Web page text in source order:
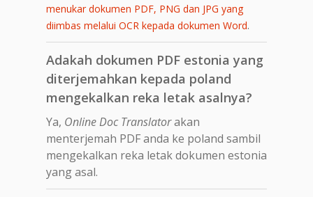
menukar dokumen PDF, PNG dan JPG yang
diimbas melalui OCR kepada dokumen Word.
Adakah dokumen PDF estonia yang
diterjemahkan kepada poland
mengekalkan reka letak asalnya?
Ya, Online Doc Translatorakan
menterjemah PDF anda ke poland sambil
mengekalkan reka letak dokumen estonia
yang asal.